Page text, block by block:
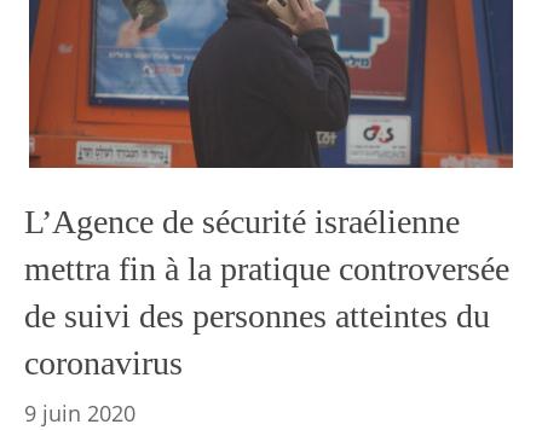
L’Agence de sécurité israélienne
mettra fin à la pratique controversée
de suivi des personnes atteintes du
coronavirus
9 juin 2020